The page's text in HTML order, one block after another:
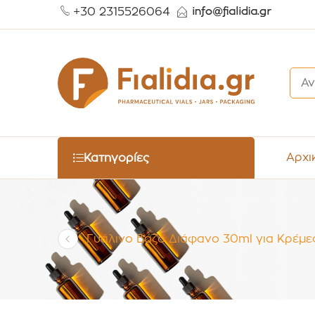
+30 2315526064
Κατηγορίες
Γυάλινο Βάζο Διάφανο 30ml για